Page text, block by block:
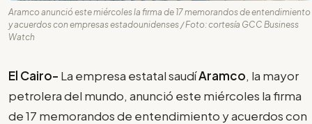
Aramco anunció este miércoles la firma de 17 memorandos de entendimiento
y acuerdos con empresas estadounidenses / Foto: cortesía GCC Business
Watch
El Cairo- La empresa estatal saudíAramco, la mayor
petrolera del mundo, anunció este miércoles la firma
de 17 memorandos de entendimiento y acuerdos con